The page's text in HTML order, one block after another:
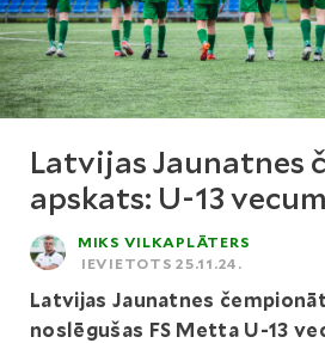
Latvijas Jaunatnes
apskats: U-13
MIKS VILKAPLĀTERS
IEVIETOTS 25.11.24.
Latvijas Jaunatnes
noslēgušas FS Metta U-13